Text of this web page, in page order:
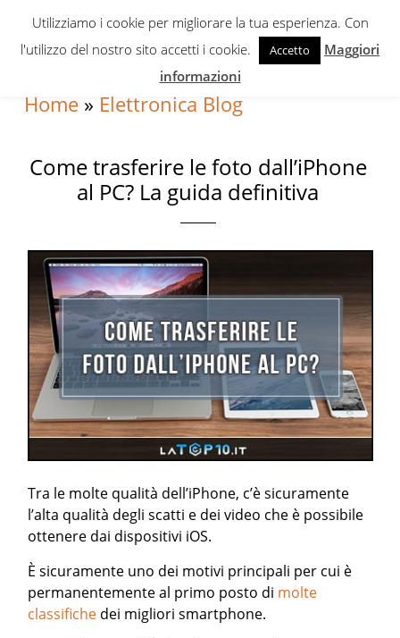
Skip
navigation
Skip
Skip
sidebar
Home » Elettronica Blog
Come trasferire le foto dall’iPhone
al PC? La guida definitiva
Tra le molte qualità dell’iPhone, c’è sicuramente
l’alta qualità degli scatti e dei video che è possibile
ottenere dai dispositivi iOS.
È sicuramente uno dei motivi principali per cui è
permanentemente al primo posto di molte
classifiche dei migliori smartphone.
Utilizziamo i cookie per migliorare la tua esperienza. Con
l'utilizzo del nostro sito accetti i cookie.
Accetto
Maggiori
informazioni